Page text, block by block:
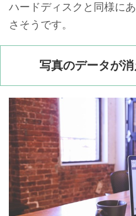
ハードディスクと同様に
さそうです。
写真のデータが